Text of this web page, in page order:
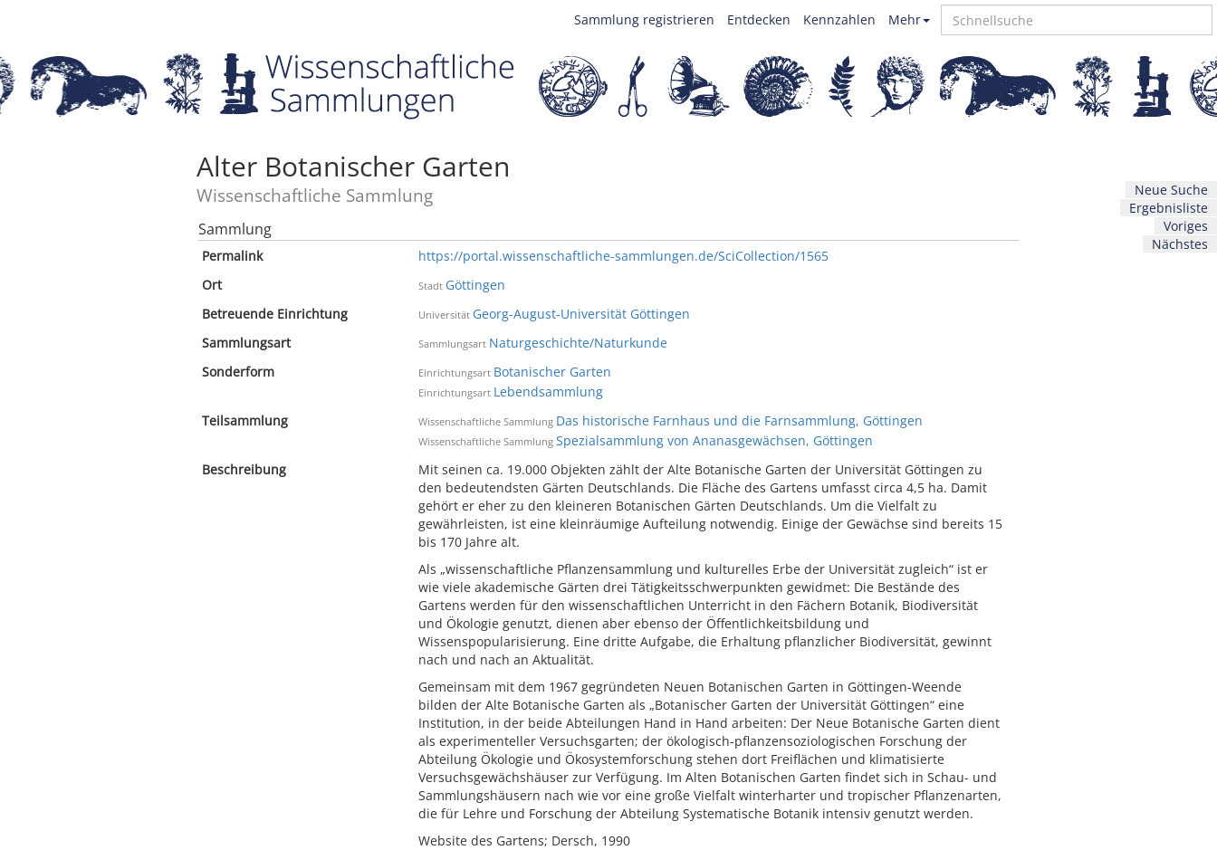
Mehr
Kennzahlen
Entdecken
Sammlung registrieren
Neue Suche
Ergebnisliste
Voriges
Nächstes
Alter Botanischer Garten
Wissenschaftliche Sammlung
Sammlung
Permalink
https://portal.wissenschaftliche-sammlungen.de/SciCollection/1565
Ort
Stadt Göttingen
Betreuende Einrichtung
Universität Georg-August-Universität Göttingen
Sammlungsart
Sammlungsart Naturgeschichte/Naturkunde
Sonderform
Einrichtungsart Botanischer Garten
Einrichtungsart Lebendsammlung
Teilsammlung
Wissenschaftliche Sammlung Das historische Farnhaus und die Farnsammlung, Göttingen
Wissenschaftliche Sammlung Spezialsammlung von Ananasgewächsen, Göttingen
Beschreibung
Mit seinen ca. 19.000 Objekten zählt der Alte Botanische Garten der Universität Göttingen zu
den bedeutendsten Gärten Deutschlands. Die Fläche des Gartens umfasst circa 4,5 ha. Damit
gehört er eher zu den kleineren Botanischen Gärten Deutschlands. Um die Vielfalt zu
gewährleisten, ist eine kleinräumige Aufteilung notwendig. Einige der Gewächse sind bereits 15
bis 170 Jahre alt.
Als „wissenschaftliche Pflanzensammlung und kulturelles Erbe der Universität zugleich“ ist er
wie viele akademische Gärten drei Tätigkeitsschwerpunkten gewidmet: Die Bestände des
Gartens werden für den wissenschaftlichen Unterricht in den Fächern Botanik, Biodiversität
und Ökologie genutzt, dienen aber ebenso der Öffentlichkeitsbildung und
Wissenspopularisierung. Eine dritte Aufgabe, die Erhaltung pflanzlicher Biodiversität, gewinnt
nach und nach an Aktualität.
Gemeinsam mit dem 1967 gegründeten Neuen Botanischen Garten in Göttingen-Weende
bilden der Alte Botanische Garten als „Botanischer Garten der Universität Göttingen“ eine
Institution, in der beide Abteilungen Hand in Hand arbeiten: Der Neue Botanische Garten dient
als experimenteller Versuchsgarten; der ökologisch-pflanzensoziologischen Forschung der
Abteilung Ökologie und Ökosystemforschung stehen dort Freiflächen und klimatisierte
Versuchsgewächshäuser zur Verfügung. Im Alten Botanischen Garten findet sich in Schau- und
Sammlungshäusern nach wie vor eine große Vielfalt winterharter und tropischer Pflanzenarten,
die für Lehre und Forschung der Abteilung Systematische Botanik intensiv genutzt werden.
Website des Gartens; Dersch, 1990